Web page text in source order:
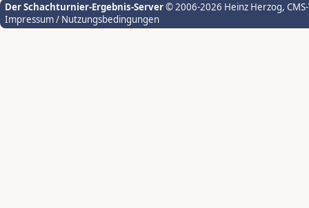
Der Schachturnier-Ergebnis-Server© 2006-2026 Heinz Herzog,
Impressum / Nutzungsbedingungen